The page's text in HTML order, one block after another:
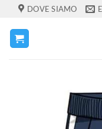
Salta
contenuti
DOVE SIAMO